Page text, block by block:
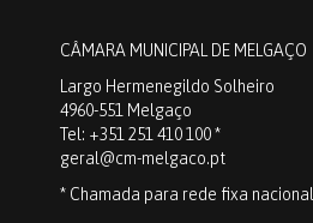
CÂMARA MUNICIPAL DE MELGAÇO
Largo Hermenegildo Solheiro
4960-551 Melgaço
Tel: +351 251 410 100 *
geral@cm-melgaco.pt
* Chamada para rede fixa nacional